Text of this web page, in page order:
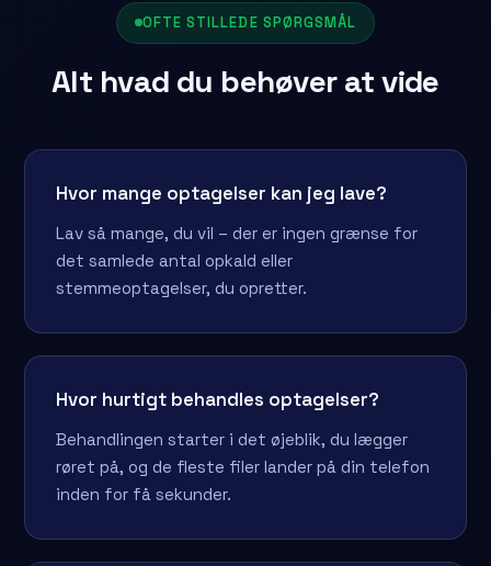
OFTE STILLEDE SPØRGSMÅL
Alt hvad du behøver at vide
Hvor mange optagelser kan jeg lave?
Lav så mange, du vil – der er ingen grænse for
det samlede antal opkald eller
stemmeoptagelser, du opretter.
Hvor hurtigt behandles optagelser?
Behandlingen starter i det øjeblik, du lægger
røret på, og de fleste filer lander på din telefon
inden for få sekunder.